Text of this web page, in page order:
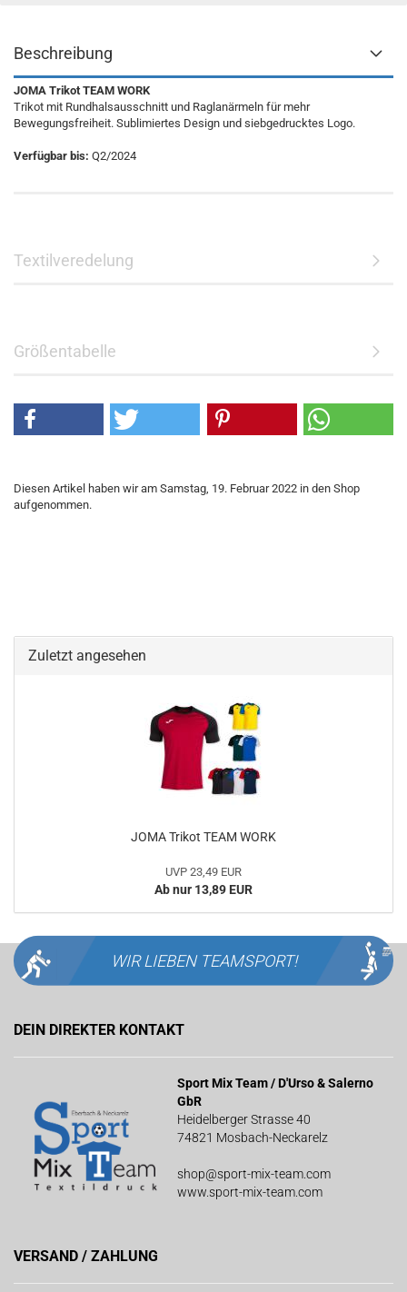
Beschreibung
JOMA Trikot TEAM WORK
Trikot mit Rundhalsausschnitt und Raglanärmeln für mehr
Bewegungsfreiheit. Sublimiertes Design und siebgedrucktes Logo.
Verfügbar bis: Q2/2024
Textilveredelung
Größentabelle
Diesen Artikel haben wir am Samstag, 19. Februar 2022 in den Shop
aufgenommen.
Zuletzt angesehen
JOMA Trikot TEAM WORK
UVP 23,49 EUR
Ab nur 13,89 EUR
WIR LIEBEN TEAMSPORT!
DEIN DIREKTER KONTAKT
Sport Mix Team / D'Urso & Salerno
GbR
Heidelberger Strasse 40
74821 Mosbach-Neckarelz
shop@sport-mix-team.com
www.sport-mix-team.com
VERSAND / ZAHLUNG